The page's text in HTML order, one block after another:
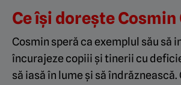
Ce își dorește Cosmin
Cosmin speră ca exemplul său să
încurajeze copiii și tinerii cu
să iasă în lume și să